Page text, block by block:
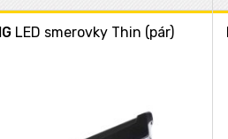
LED smerovky Thin (pár)